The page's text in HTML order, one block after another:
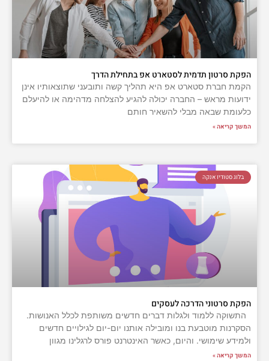
הפקת סרטון תדמית לסטארט אפ בתחילת הדרך
הקמת חברת סטארט אפ היא תהליך קשה ותובעני שתוצאותיו אינן
ידועות מראש – החברה יכולה להגיע להצלחה מדהימה או להיעלם
כלעומת שבאה מבלי להשאיר חותם
המשך קריאה »
בלוג סטודיו אנקה
הפקת סרטוני הדרכה לעסקים
התשוקה ללמוד ולגלות דברים חדשים משותפת לכלל האנושות.
הסקרנות מוטבעת בנו ומובילה אותנו יום-יום לגילויים חדשים
ולמידע שימושי. והיום, כאשר האינטרנט פורס לרגלינו מגוון
המשך קריאה »